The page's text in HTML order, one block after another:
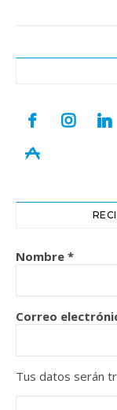
facebookinstagram
appstore
Nombre *
Correo
Tus datos serán